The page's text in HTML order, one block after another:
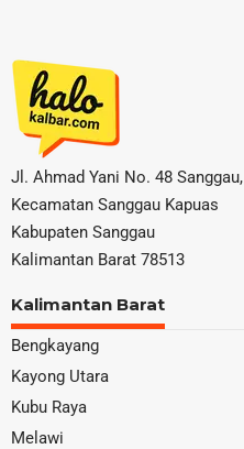
Jl. Ahmad Yani No. 48 Sanggau,
Kecamatan Sanggau Kapuas
Kabupaten Sanggau
Kalimantan Barat 78513
Kalimantan Barat
Bengkayang
Kayong Utara
Kubu Raya
Melawi